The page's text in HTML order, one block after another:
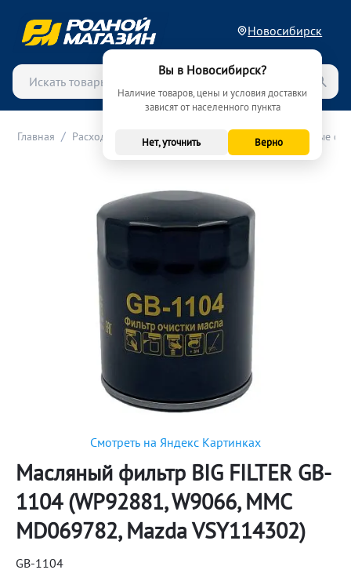
Новосибирск
Вы в Новосибирск?
Наличие товаров, цены и условия доставки
зависят от населенного пункта
Нет, уточнить Верно
Главная / Расходные материалы (ТО) Фильтры Масляные
Смотреть на Яндекс Картинках
Масляный фильтр BIG FILTER GB-
1104 (WP92881, W9066, MMC
MD069782, Mazda VSY114302)
GB-1104